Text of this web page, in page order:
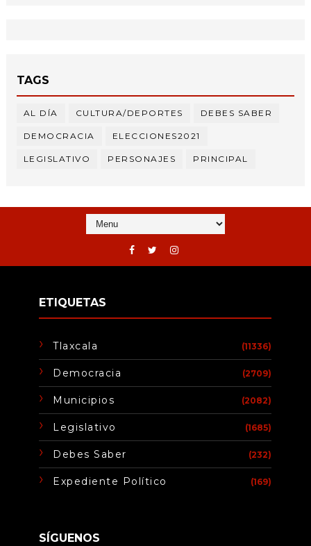
TAGS
AL DÍA CULTURA/DEPORTES DEBES SABER
DEMOCRACIA ELECCIONES2021
LEGISLATIVO PERSONAJES PRINCIPAL
ETIQUETAS
Tlaxcala (11336)
Democracia (2709)
Municipios (2082)
Legislativo (1685)
Debes Saber (232)
Expediente Político (169)
SÍGUENOS